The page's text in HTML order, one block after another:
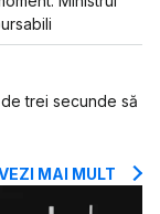
trei secunde să
MAI MULT